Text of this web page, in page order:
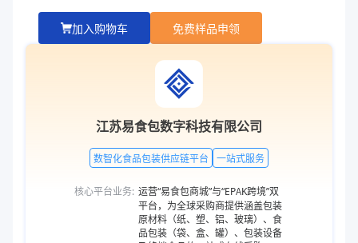
加入购物车 免费样品申领
江苏易食包数字科技有限公司
数智化食品包装供应链平台 一站式服务
核心平台业务: 运营“易食包商城”与“EPAK跨境”双
平台，为全球采购商提供涵盖包装
原材料（纸、塑、铝、玻璃）、食
品包装（袋、盒、罐）、包装设备